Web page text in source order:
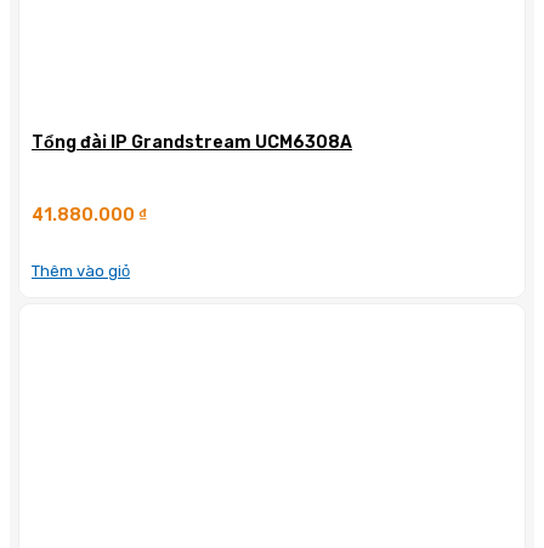
Tổng đài IP Grandstream UCM6308A
41.880.000 ₫
Thêm vào giỏ